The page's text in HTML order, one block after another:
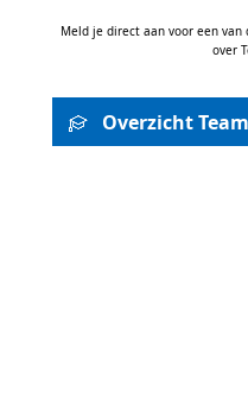
Meld je direct aan voor een
over
Overzicht